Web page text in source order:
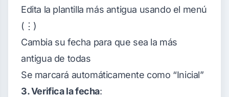
Edita la plantilla más antigua usando el menú
(⋮)
Cambia su fecha para que sea la más
antigua de todas
Se marcará automáticamente como “Inicial”
3. Verifica la fecha: